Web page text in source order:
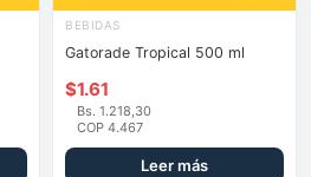
BEBIDAS
Gatorade Tropical 500 ml
$1.61
Bs. 1.218,30
COP 4.467
Leer más